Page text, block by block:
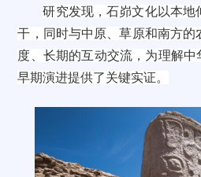
研究发现，石峁文化以本地
干，同时与中原、草原和南方的
度、长期的互动交流，为理解中
早期演进提供了关键实证。